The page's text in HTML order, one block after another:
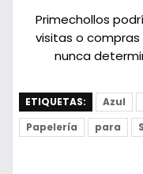
Primechollos
visitas o
nunca
ETIQUETAS: Azul
Papelería
para